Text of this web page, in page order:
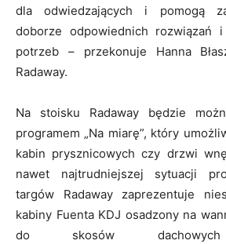
dla odwiedzających i pomogą
doborze odpowiednich rozwiązań
potrzeb – przekonuje Hanna
Radaway.
Na stoisku Radaway będzie
programem „Na miarę”, który
kabin prysznicowych czy drzwi
nawet najtrudniejszej sytuacji
targów Radaway zaprezentuje
kabiny Fuenta KDJ osadzony na
do skosów